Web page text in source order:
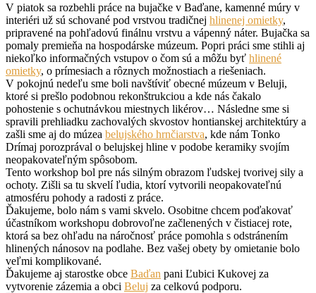
V piatok sa rozbehli práce na bujačke v Baďane, kamenné múry v
interiéri už sú schované pod vrstvou tradičnej hlinenej omietky,
pripravené na pohľadovú finálnu vrstvu a vápenný náter. Bujačka sa
pomaly premieňa na hospodárske múzeum. Popri práci sme stihli aj
niekoľko informačných vstupov o čom sú a môžu byť hlinené
omietky, o prímesiach a rôznych možnostiach a riešeniach.
V pokojnú nedeľu sme boli navštíviť obecné múzeum v Beluji,
ktoré si prešlo podobnou rekonštrukciou a kde nás čakalo
pohostenie s ochutnávkou miestnych likérov… Následne sme si
spravili prehliadku zachovalých skvostov hontianskej architektúry a
zašli sme aj do múzea belujského hrnčiarstva, kde nám Tonko
Drímaj porozprával o belujskej hline v podobe keramiky svojím
neopakovateľným spôsobom.
Tento workshop bol pre nás silným obrazom ľudskej tvorivej sily a
ochoty. Zišli sa tu skvelí ľudia, ktorí vytvorili neopakovateľnú
atmosféru pohody a radosti z práce.
Ďakujeme, bolo nám s vami skvelo. Osobitne chcem poďakovať
účastníkom workshopu dobrovoľne začlenených v čistiacej rote,
ktorá sa bez ohľadu na náročnosť práce pomohla s odstránením
hlinených nánosov na podlahe. Bez vašej obety by omietanie bolo
veľmi komplikované.
Ďakujeme aj starostke obce Baďan pani Ľubici Kukovej za
vytvorenie zázemia a obci Beluj za celkovú podporu.